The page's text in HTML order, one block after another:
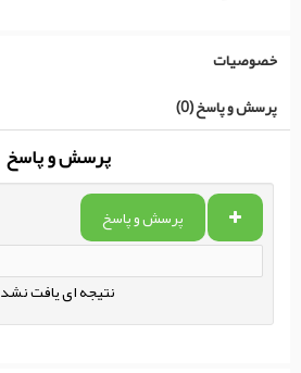
خصوصیات
پرسش و پاسخ (0)
پرسش و پاسخ
پرسش و پاسخ
نتیجه ای یافت نشد